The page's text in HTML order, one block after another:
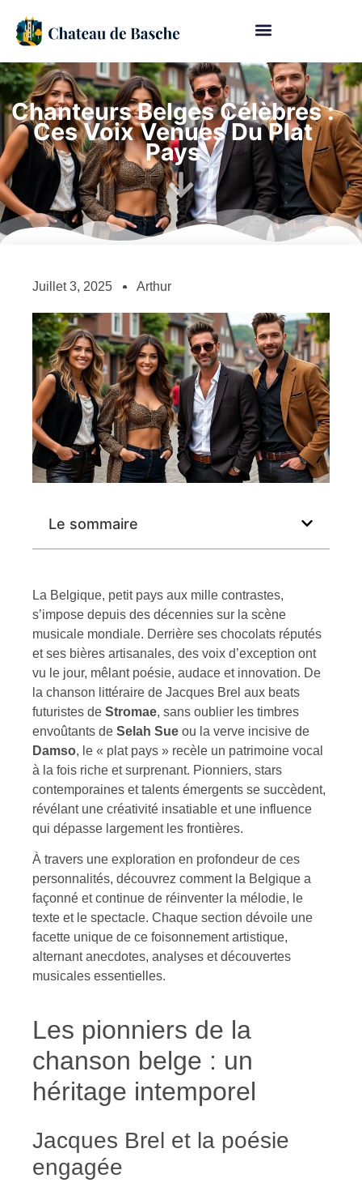
Chanteurs Belges Célèbres :
Ces Voix Venues Du Plat
Pays
Juillet 3, 2025 Arthur
Le sommaire
La Belgique, petit pays aux mille contrastes,
s’impose depuis des décennies sur la scène
musicale mondiale. Derrière ses chocolats réputés
et ses bières artisanales, des voix d’exception ont
vu le jour, mêlant poésie, audace et innovation. De
la chanson littéraire de Jacques Brel aux beats
futuristes de Stromae, sans oublier les timbres
envoûtants de Selah Sue ou la verve incisive de
Damso, le « plat pays » recèle un patrimoine vocal
à la fois riche et surprenant. Pionniers, stars
contemporaines et talents émergents se succèdent,
révélant une créativité insatiable et une influence
qui dépasse largement les frontières.
À travers une exploration en profondeur de ces
personnalités, découvrez comment la Belgique a
façonné et continue de réinventer la mélodie, le
texte et le spectacle. Chaque section dévoile une
facette unique de ce foisonnement artistique,
alternant anecdotes, analyses et découvertes
musicales essentielles.
Les pionniers de la
chanson belge : un
héritage intemporel
Jacques Brel et la poésie
engagée